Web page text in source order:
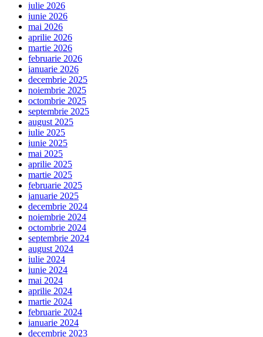
iulie 2026
iunie 2026
mai 2026
aprilie 2026
martie 2026
februarie 2026
ianuarie 2026
decembrie 2025
noiembrie 2025
octombrie 2025
septembrie 2025
august 2025
iulie 2025
iunie 2025
mai 2025
aprilie 2025
martie 2025
februarie 2025
ianuarie 2025
decembrie 2024
noiembrie 2024
octombrie 2024
septembrie 2024
august 2024
iulie 2024
iunie 2024
mai 2024
aprilie 2024
martie 2024
februarie 2024
ianuarie 2024
decembrie 2023